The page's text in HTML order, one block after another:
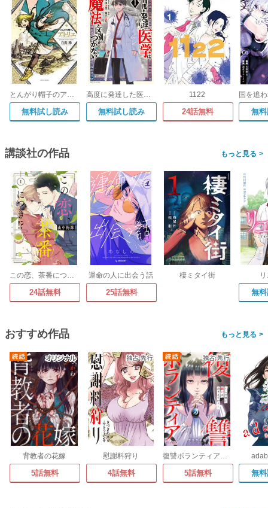
とんがり帽子のアトリエ
無料試し読み
高度に発達した医学は魔法と区別がつかない
無料試し読み
1122
24話無料 無
講談社の作品 >
この恋、茶番につき!?
24話無料
運命の人に出会う話
25話無料
棲ミタイ街
無
おすすめ作品 >
背教者の花嫁
5話無料
慰謝料狩り
4話無料
復讐ボランティア～この世に救いはありますか?～
5話無料 無